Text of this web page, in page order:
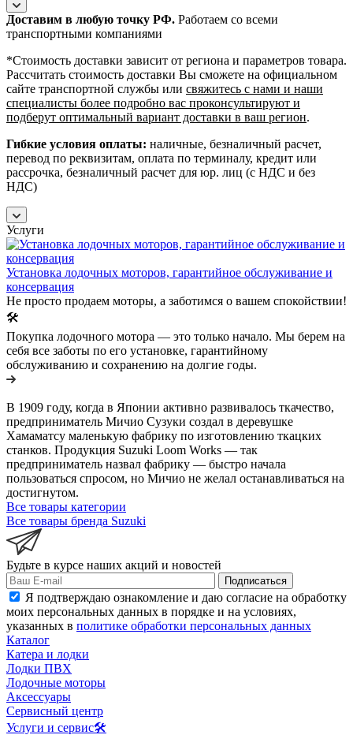
Доставим в любую точку РФ. Работаем со всеми
транспортными компаниями
*Cтоимость доставки зависит от региона и параметров товара.
Рассчитать стоимость доставки Вы сможете на официальном
сайте транспортной службы или свяжитесь с нами и наши
специалисты более подробно вас проконсультируют и
подберут оптимальный вариант доставки в ваш регион.
Гибкие условия оплаты: наличные, безналичный расчет,
перевод по реквизитам, оплата по терминалу, кредит или
рассрочка, безналичный расчет для юр. лиц (с НДС и без
НДС)
Услуги
Установка лодочных моторов, гарантийное обслуживание и
консервация
Не просто продаем моторы, а заботимся о вашем спокойствии!
🛠️
Покупка лодочного мотора — это только начало. Мы берем на
себя все заботы по его установке, гарантийному
обслуживанию и сохранению на долгие годы.
В 1909 году, когда в Японии активно развивалось ткачество,
предприниматель Мичио Сузуки создал в деревушке
Хамаматсу маленькую фабрику по изготовлению ткацких
станков. Продукция Suzuki Loom Works — так
предприниматель назвал фабрику — быстро начала
пользоваться спросом, но Мичио не желал останавливаться на
достигнутом.
Все товары категории
Все товары бренда Suzuki
Будьте в курсе наших акций и новостей
Подписаться
Я подтверждаю ознакомление и даю согласие на обработку
моих персональных данных в порядке и на условиях,
указанных в политике обработки персональных данных
Каталог
Катера и лодки
Лодки ПВХ
Лодочные моторы
Аксессуары
Сервисный центр
Услуги и сервис🛠️